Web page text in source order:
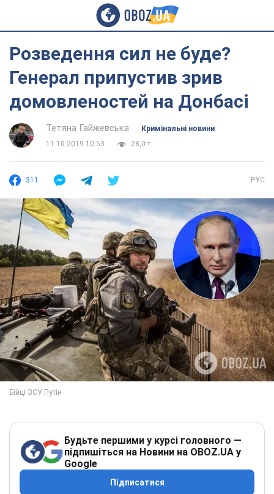
Розведення сил не буде?
Генерал припустив зрив
домовленостей на Донбасі
Тетяна Гайжевська
Кримінальні новини
11.10.2019 10:53
28,0 т.
311 РУС
Будьте першими у курсі головного —
підпишіться на Новини на OBOZ.UA у
Google
Підписатися